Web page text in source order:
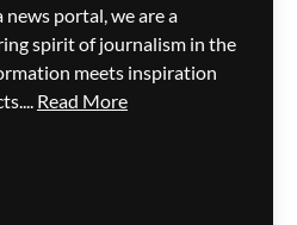
ദാസ്‌ 8 hours ago
portal, we are a
spirit of journalism in the
meets inspiration
Read More